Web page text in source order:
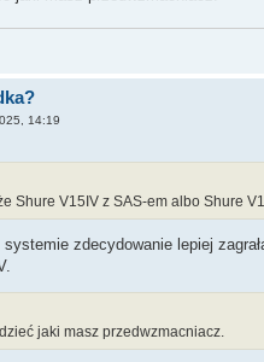
14:19
Shure V15IV z SAS-em albo Shure
systemie zdecydowanie lepiej
jaki masz przedwzmacniacz.